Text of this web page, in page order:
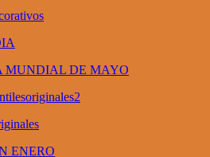
MUNDIAL DE MAYO